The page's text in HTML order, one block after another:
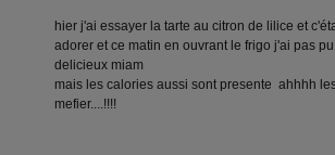
hier j'ai essayer la tarte au citron de lilice et
adorer et ce matin en ouvrant le frigo j'ai pas
delicieux miam
mais les calories aussi sont presente ahhhh
mefier....!!!!